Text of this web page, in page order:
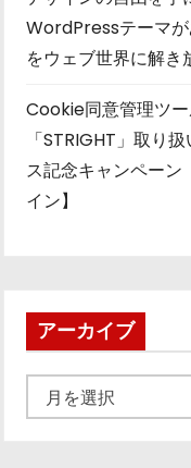
WordPressテーマ
をウェブ世界に解
Cookie同意管理ツ
「STRIGHT」取り
ス記念キャンペーン
イン】
アーカイブ
ー